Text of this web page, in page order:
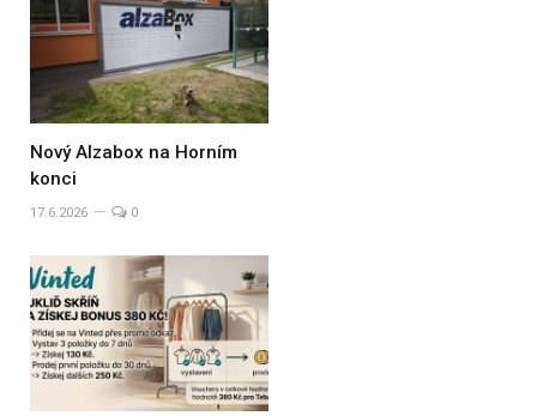
Nový Alzabox na Horním
konci
17.6.2026 0